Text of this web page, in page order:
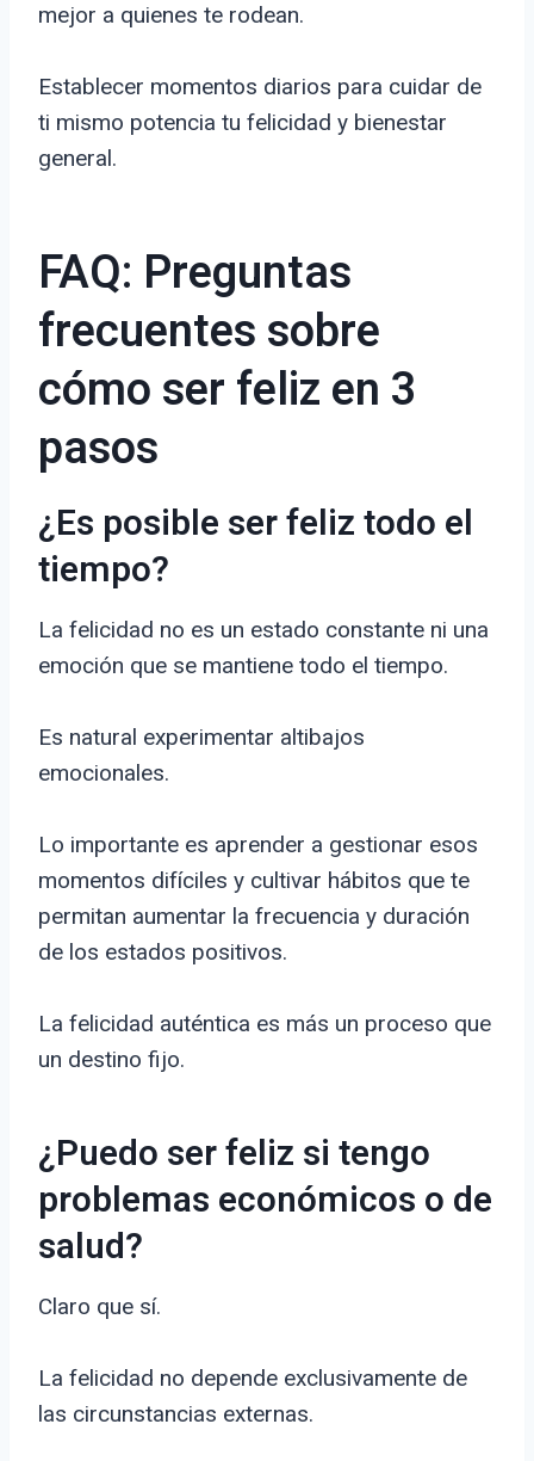
mejor a quienes te rodean.
Establecer momentos diarios para cuidar de
ti mismo potencia tu felicidad y bienestar
general.
FAQ: Preguntas
frecuentes sobre
cómo ser feliz en 3
pasos
¿Es posible ser feliz todo el
tiempo?
La felicidad no es un estado constante ni una
emoción que se mantiene todo el tiempo.
Es natural experimentar altibajos
emocionales.
Lo importante es aprender a gestionar esos
momentos difíciles y cultivar hábitos que te
permitan aumentar la frecuencia y duración
de los estados positivos.
La felicidad auténtica es más un proceso que
un destino fijo.
¿Puedo ser feliz si tengo
problemas económicos o de
salud?
Claro que sí.
La felicidad no depende exclusivamente de
las circunstancias externas.